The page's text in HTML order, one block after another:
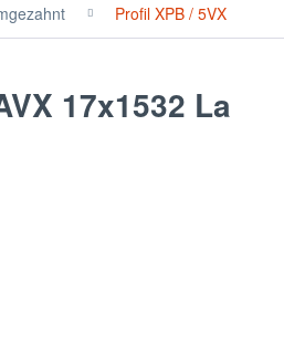
Profil XPB / 5VX
17x1532 La